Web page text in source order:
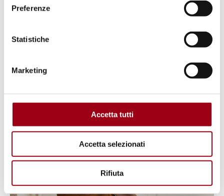
Preferenze
Statistiche
Marketing
Accetta tutti
Accetta selezionati
Rifiuta
Report 2026: Italy’s human rights